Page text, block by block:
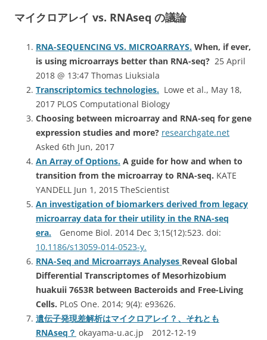
マイクロアレイ vs. RNAseq の議論
RNA-SEQUENCING VS. MICROARRAYS. When, if ever,
is using microarrays better than RNA-seq? 25 April
2018 @ 13:47 Thomas Liuksiala
Transcriptomics technologies. Lowe et al., May 18,
2017 PLOS Computational Biology
Choosing between microarray and RNA-seq for gene
expression studies and more? researchgate.net
Asked 6th Jun, 2017
An Array of Options. A guide for how and when to
transition from the microarray to RNA-seq. KATE
YANDELL Jun 1, 2015 TheScientist
An investigation of biomarkers derived from legacy
microarray data for their utility in the RNA-seq
era. Genome Biol. 2014 Dec 3;15(12):523. doi:
10.1186/s13059-014-0523-y.
RNA-Seq and Microarrays Analyses Reveal Global
Differential Transcriptomes of Mesorhizobium
huakuii 7653R between Bacteroids and Free-Living
Cells. PLoS One. 2014; 9(4): e93626.
遺伝子発現差解析はマイクロアレイ？、それとも
RNAseq？ okayama-u.ac.jp 2012-12-19